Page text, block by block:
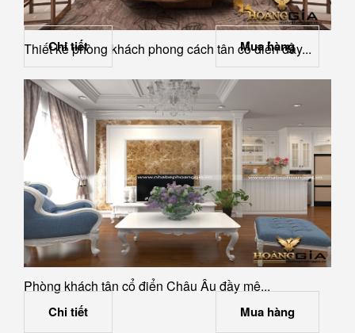
Thiết kế phòng khách phong cách tân cổ điển đầy...
Chi tiết Mua hàng
Phòng khách tân cổ điển Châu Âu đầy mê...
Chi tiết Mua hàng